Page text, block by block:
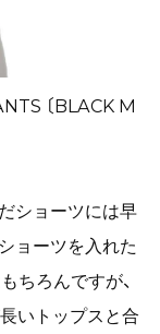
〔BLACK M
ショーツには早
ョーツを入れた
ちろんですが、
いトップスと合